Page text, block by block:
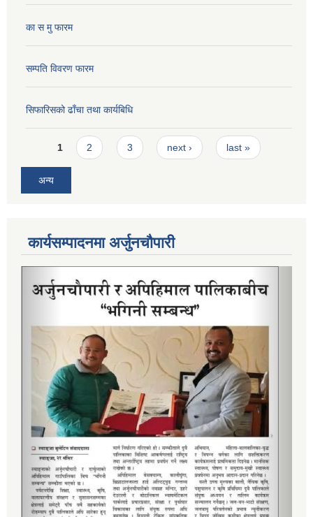
का स मु फारम
सम्पति विवरण फारम
सिफारिसको ढाँचा तथा कार्यबिधि
Pages
1 2 3 next › last »
अन्य
कार्यसम्पादनमा अर्जुनचौपारी